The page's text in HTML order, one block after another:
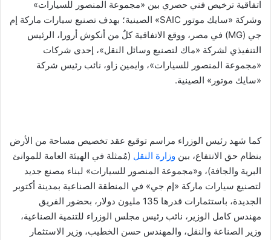
اتفاقية ترخيص فني حصري بين «مجموعة المنصور للسيارات»
وشركة «سايك موتور SAIC» الصينية؛ بهدف تصنيع سيارات ماركة إم
جي (MG) في مصر، ووقع الاتفاقية كلٌ من أنكوش أرورا، الرئيس
التنفيذي لشركة «ماك لتصنيع وسائل النقل»، إحدى شركات
«مجموعة المنصور للسيارات»، وايمين زاو، نائب رئيس شركة
«سايك موتور» الصينية.
كما شهد رئيس الوزراء مراسم توقيع عقد تخصيص مساحة من الأرض
بنظام حق الانتفاع، بين وزارة النقل (مُمثلة في الهيئة العامة للموانئ
البرية والجافة)، و«مجموعة المنصور للسيارات» لبناء مصنع جديد
لتصنيع سيارات ماركة «إم جي» في المنطقة الصناعية بمدينة أكتوبر
الجديدة، باستثمارات قدرها 135 مليون دولار، بحضور الفريق
مهندس كامل الوزير، نائب رئيس مجلس الوزراء للتنمية الصناعية،
وزير الصناعة والنقل، والمهندس حسن الخطيب، وزير الاستثمار